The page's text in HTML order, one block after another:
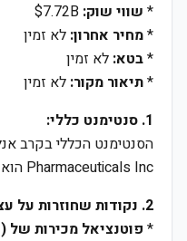
* שווי שוק:
*מחיר אחרון: לא זמין
*בטא: לא זמין
*תיאור מקור: לא זמין
1. סנטימנט כללי:
Pharmaceuticals Inc הוא חיובי.
2. נקודות שחוזרות על עצמן:
* פוטנציאל מכירות של Imcivree (Setmelanotide):